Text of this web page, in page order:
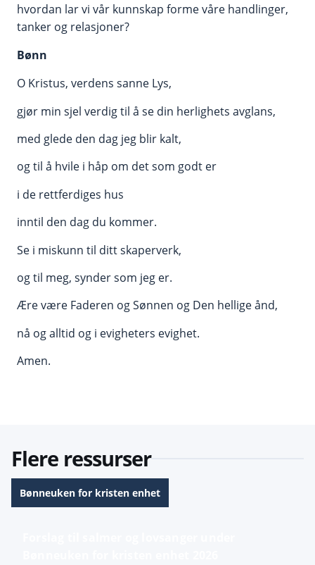
hvordan lar vi vår kunnskap forme våre handlinger,
tanker og relasjoner?
Bønn
O Kristus, verdens sanne Lys,
gjør min sjel verdig til å se din herlighets avglans,
med glede den dag jeg blir kalt,
og til å hvile i håp om det som godt er
i de rettferdiges hus
inntil den dag du kommer.
Se i miskunn til ditt skaperverk,
og til meg, synder som jeg er.
Ære være Faderen og Sønnen og Den hellige ånd,
nå og alltid og i evigheters evighet.
Amen.
Flere ressurser
Bønneuken for kristen enhet